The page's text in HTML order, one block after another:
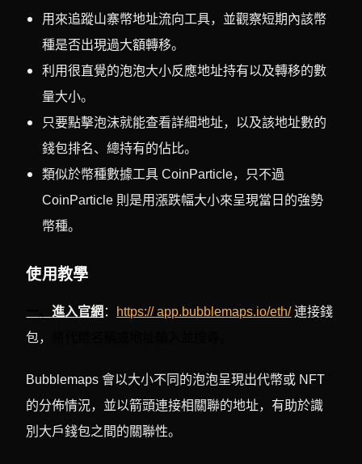
用來追蹤山寨幣地址流向工具，並觀察短期內該幣
種是否出現過大額轉移。
利用很直覺的泡泡大小反應地址持有以及轉移的數
量大小。
只要點擊泡沫就能查看詳細地址，以及該地址數的
錢包排名、總持有的佔比。
類似於幣種數據工具 CoinParticle，只不過
CoinParticle 則是用漲跌幅大小來呈現當日的強勢
幣種。
使用教學
進入官網 ： https:// app.bubblemaps.io/eth/連接錢
包，
Bubblemaps 會以大小不同的泡泡呈現出代幣或 NFT
的分佈情況，並以箭頭連接相關聯的地址，有助於識
別大戶錢包之間的關聯性。